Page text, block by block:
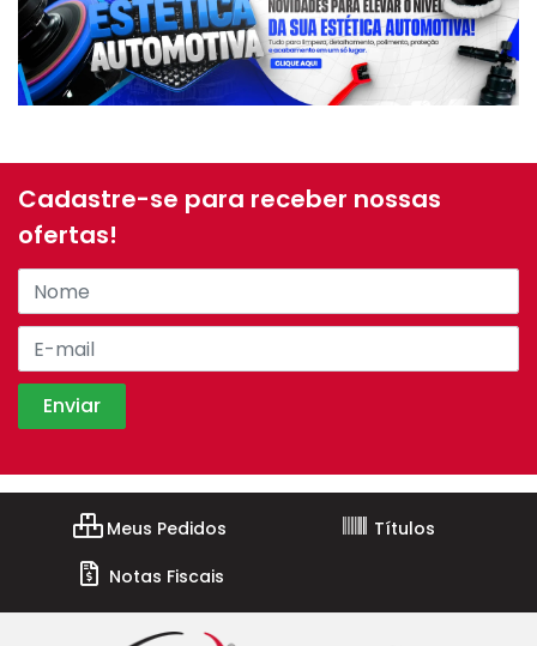
Cadastre-se para receber nossas
ofertas!
Meus Pedidos
Títulos
Notas Fiscais